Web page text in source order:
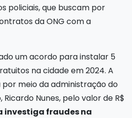
policiais, que buscam por
da ONG com a
um acordo para instalar 5
na cidade em 2024. A
meio da administração do
Nunes, pelo valor de R$
investiga fraudes na